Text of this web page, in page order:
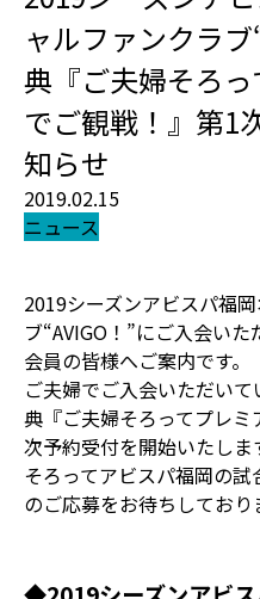
ャルファンクラブ
典『ご夫婦そろ
でご観戦！』第1
知らせ
2019.02.15
ニュース
2019シーズンアビスパ福
ブ“AVIGO！”にご入会いた
会員の皆様へご案内です。
ご夫婦でご入会いただい
典『ご夫婦そろってプレ
次予約受付を開始いたし
そろってアビスパ福岡の
のご応募をお待ちしており